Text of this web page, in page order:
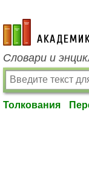
academic.ru
Словари и
Толкования